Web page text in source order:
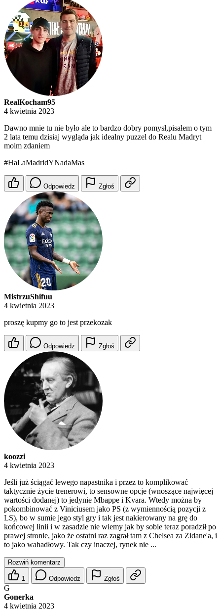
RealKocham95
4 kwietnia 2023
Dawno mnie tu nie było ale to bardzo dobry pomysł,pisałem o tym
2 lata temu dzisiaj wygląda jak idealny puzzel do Realu Madryt
moim zdaniem
#HaLaMadridYNadaMas
Odpowiedz Zgłoś
MistrzuShifuu
4 kwietnia 2023
proszę kupmy go to jest przekozak
Odpowiedz Zgłoś
koozzi
4 kwietnia 2023
Jeśli już ściągać lewego napastnika i przez to komplikować
taktycznie życie trenerowi, to sensowne opcje (wnoszące najwięcej
wartości dodanej) to jedynie Mbappe i Kvara. Wtedy można by
pokombinować z Viniciusem jako PS (z wymiennością pozycji z
LS), bo w sumie jego styl gry i tak jest nakierowany na grę do
końcowej linii i w zasadzie nie wiemy jak by sobie teraz poradził po
prawej stronie, jako że ostatni raz zagrał tam z Chelsea za Zidane'a, i
to jako wahadłowy. Tak czy inaczej, rynek nie ...
Rozwiń komentarz
1 Odpowiedz Zgłoś
G
Gonerka
4 kwietnia 2023